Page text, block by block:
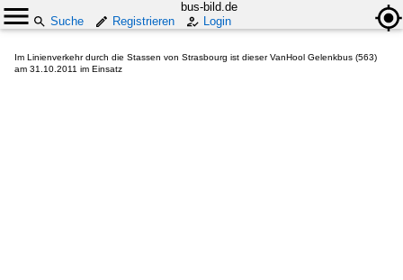
bus-bild.de
Suche
Registrieren Login
Im Linienverkehr durch die Stassen von Strasbourg ist dieser VanHool Gelenkbus (563)
am 31.10.2011 im Einsatz